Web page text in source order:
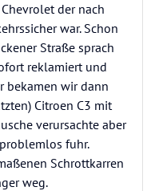
der nach
war. Schon
Straße sprach
reklamiert und
bekamen wir dann
Citroen C3 mit
verursachte aber
fuhr.
Schrottkarren
weg.